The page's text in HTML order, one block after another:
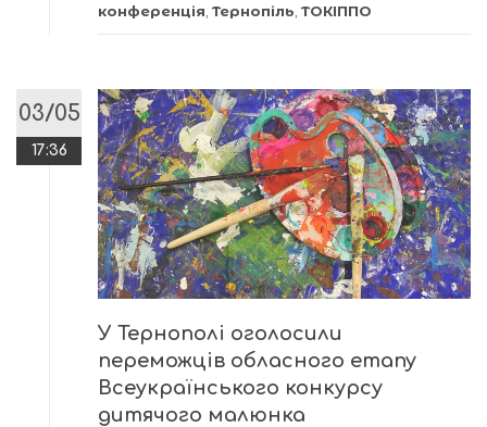
конференція Тернопіль ТОКІППО
03/05
17:36
У Тернополі оголосили
переможців обласного етапу
Всеукраїнського конкурсу
дитячого малюнка